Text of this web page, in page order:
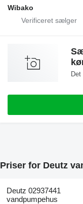
Wibako
Priser for Deutz
Deutz 02937441
vandpumpehus